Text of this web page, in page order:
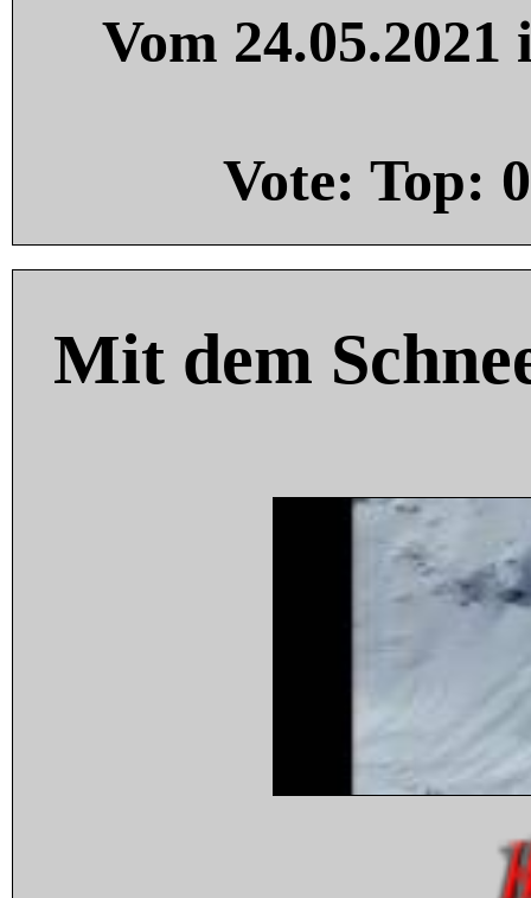
Vom
Vote: Top: 0
Mit dem